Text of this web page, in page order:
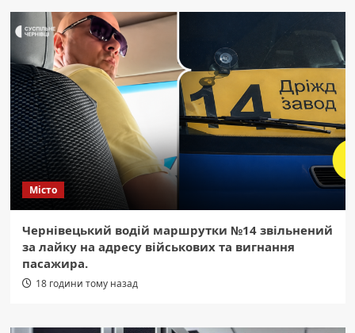
Місто
Чернівецький водій маршрутки №14 звільнений
за лайку на адресу військових та вигнання
пасажира.
18 години тому назад